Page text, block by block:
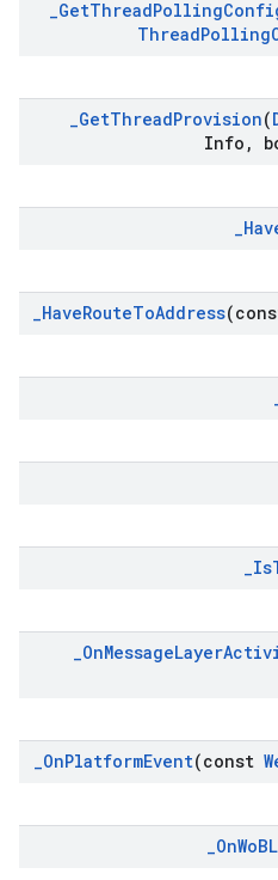
_GetThreadPolling
ThreadPolling
_GetThreadProvision(
Info ,
_
_HaveRouteToAddress
_Is
_OnMessageLayer
_OnPlatformEvent(const
_OnWo